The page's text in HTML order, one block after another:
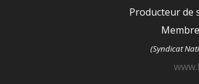
Producteur de
(Syndicat